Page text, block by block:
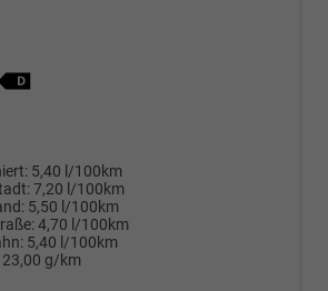
5,40 l/100km
7,20 l/100km
5,50 l/100km
4,70 l/100km
5,40 l/100km
g/km